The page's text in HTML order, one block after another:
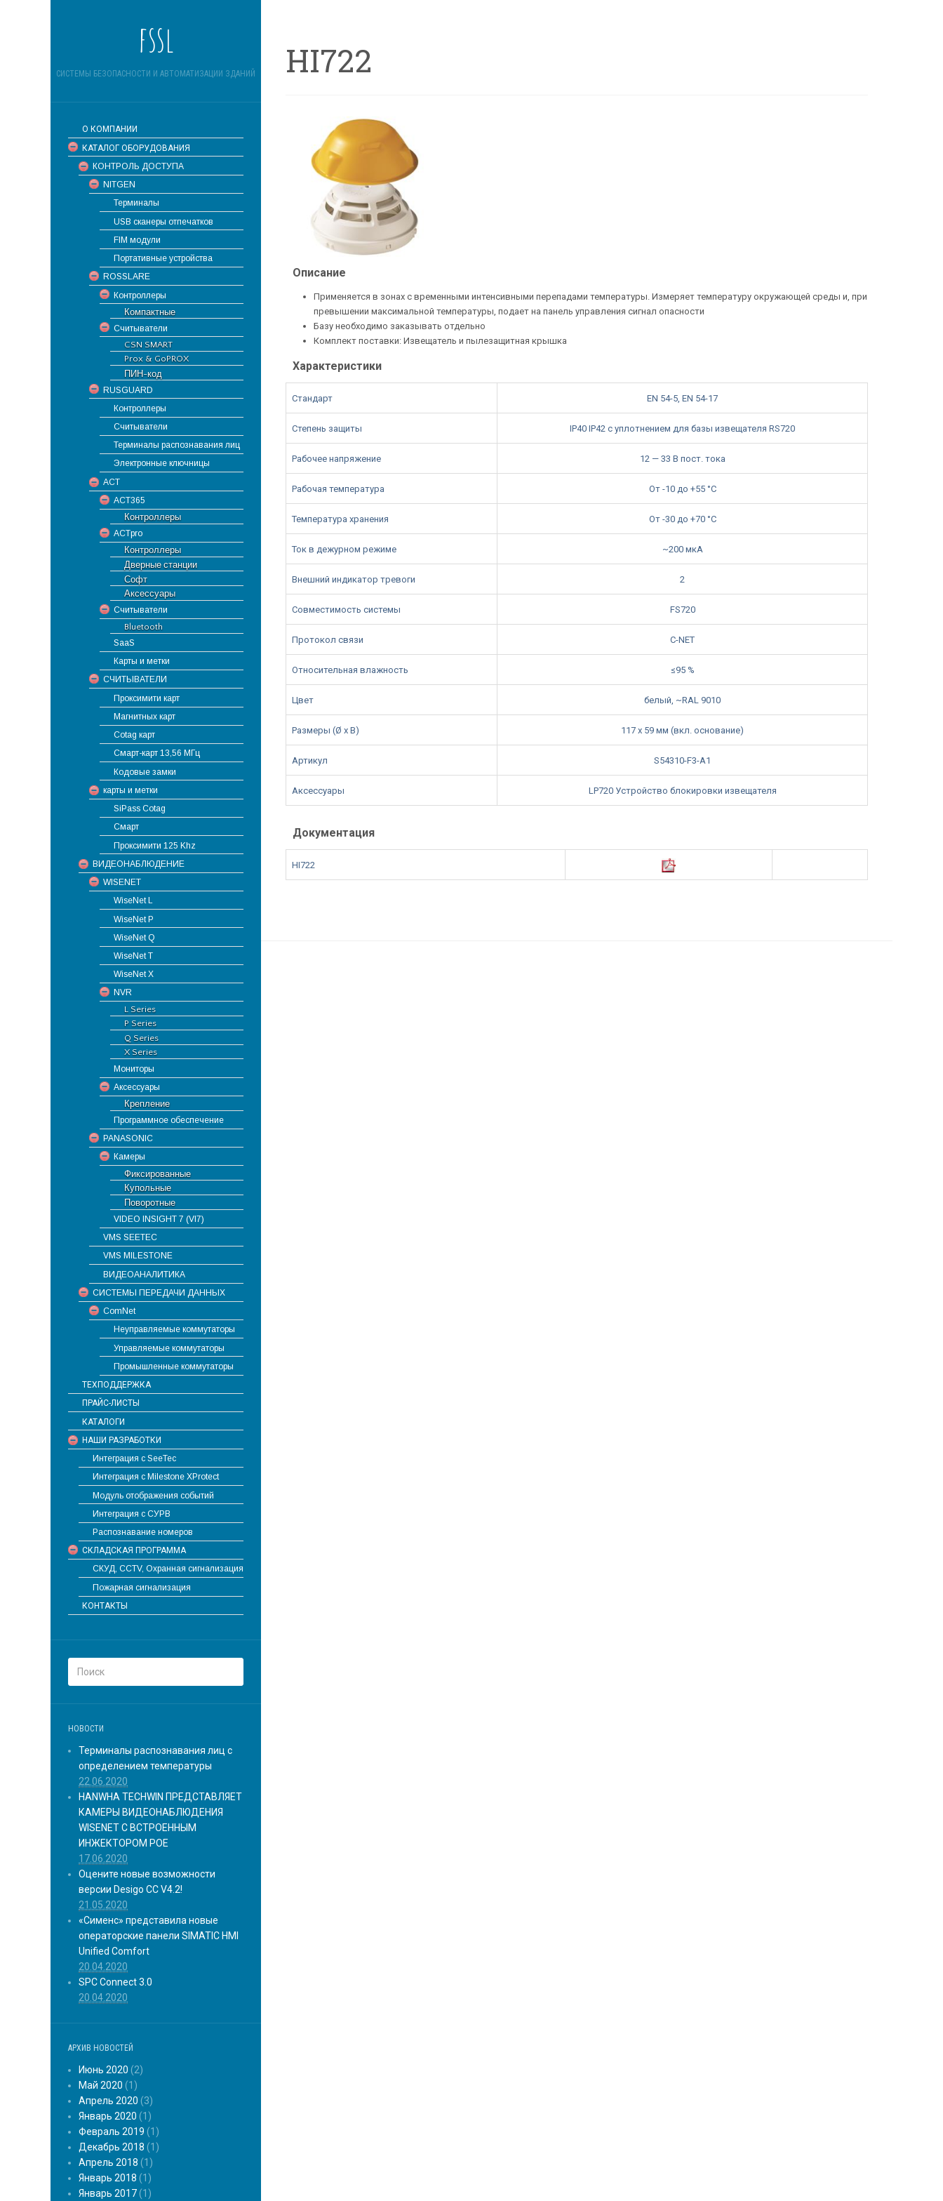
fssl
СИСТЕМЫ БЕЗОПАСНОСТИ И АВТОМАТИЗАЦИИ ЗДАНИЙ
О КОМПАНИИ
КАТАЛОГ ОБОРУДОВАНИЯ
КОНТРОЛЬ ДОСТУПА
NITGEN
Терминалы
USB сканеры отпечатков
FIM модули
Портативные устройства
ROSSLARE
Контроллеры
Компактные
Считыватели
CSN SMART
Prox & GoPROX
ПИН-код
RUSGUARD
Контроллеры
Считыватели
Терминалы распознавания лиц
Электронные ключницы
ACT
ACT365
Контроллеры
ACTpro
Контроллеры
Дверные станции
Софт
Аксессуары
Считыватели
Bluetooth
SaaS
Карты и метки
СЧИТЫВАТЕЛИ
Проксимити карт
Магнитных карт
Cotag карт
Смарт-карт 13,56 МГц
Кодовые замки
карты и метки
SiPass Cotag
Смарт
Проксимити 125 Khz
ВИДЕОНАБЛЮДЕНИЕ
WISENET
WiseNet L
WiseNet P
WiseNet Q
WiseNet T
WiseNet X
NVR
L Series
P Series
Q Series
X Series
Мониторы
Аксессуары
Крепление
Программное обеспечение
PANASONIC
Камеры
Фиксированные
Купольные
Поворотные
VIDEO INSIGHT 7 (VI7)
VMS SEETEC
VMS MILESTONE
ВИДЕОАНАЛИТИКА
СИСТЕМЫ ПЕРЕДАЧИ ДАННЫХ
ComNet
Неуправляемые коммутаторы
Управляемые коммутаторы
Промышленные коммутаторы
ТЕХПОДДЕРЖКА
ПРАЙС-ЛИСТЫ
КАТАЛОГИ
НАШИ РАЗРАБОТКИ
Интеграция с SeeTec
Интеграция с Milestone XProtect
Модуль отображения событий
Интеграция с СУРВ
Распознавание номеров
СКЛАДСКАЯ ПРОГРАММА
СКУД, CCTV, Охранная сигнализация
Пожарная сигнализация
КОНТАКТЫ
НОВОСТИ
Терминалы распознавания лиц с
определением температуры
22.06.2020
HANWHA TECHWIN ПРЕДСТАВЛЯЕТ
КАМЕРЫ ВИДЕОНАБЛЮДЕНИЯ
WISENET С ВСТРОЕННЫМ
ИНЖЕКТОРОМ POE
17.06.2020
Оцените новые возможности
версии Desigo CC V4.2!
21.05.2020
«Сименс» представила новые
операторские панели SIMATIC HMI
Unified Comfort
20.04.2020
SPC Connect 3.0
20.04.2020
АРХИВ НОВОСТЕЙ
Июнь 2020 (2)
Май 2020 (1)
Апрель 2020 (3)
Январь 2020 (1)
Февраль 2019 (1)
Декабрь 2018 (1)
Апрель 2018 (1)
Январь 2018 (1)
Январь 2017(1)
HI722
Описание
Применяется в зонах с временными интенсивными перепадами температуры. Измеряет температуру окружающей среды и, при
превышении максимальной температуры, подает на панель управления сигнал опасности
Базу необходимо заказывать отдельно
Комплект поставки: Извещатель и пылезащитная крышка
Характеристики
Стандарт EN 54-5, EN 54-17
Степень защиты IP40 IP42 с уплотнением для базы извещателя RS720
Рабочее напряжение 12 — 33 В пост. тока
Рабочая температура От -10 до +55 °C
Температура хранения От -30 до +70 °C
Ток в дежурном режиме ~200 мкА
Внешний индикатор тревоги 2
Совместимость системы FS720
Протокол связи C-NET
Относительная влажность ≤95 %
Цвет белый, ~RAL 9010
Размеры (Ø x В) 117 x 59 мм (вкл. основание)
Артикул S54310-F3-A1
Аксессуары LP720 Устройство блокировки извещателя
Документация
HI722